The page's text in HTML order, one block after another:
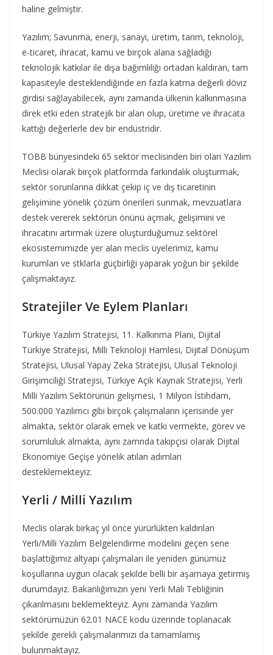
haline gelmiştir.
Yazılım; Savunma, enerji, sanayi, üretim, tarım, teknoloji,
e-ticaret, ihracat, kamu ve birçok alana sağladığı
teknolojik katkılar ile dışa bağımlılığı ortadan kaldıran, tam
kapasiteyle desteklendiğinde en fazla katma değerli döviz
girdisi sağlayabilecek, aynı zamanda ülkenin kalkınmasına
direk etki eden stratejik bir alan olup, üretime ve ihracata
kattığı değerlerle dev bir endüstridir.
TOBB bünyesindeki 65 sektör meclisinden biri olan Yazılım
Meclisi olarak birçok platformda farkındalık oluşturmak,
sektör sorunlarına dikkat çekip iç ve dış ticaretinin
gelişimine yönelik çözüm önerileri sunmak, mevzuatlara
destek vererek sektörün önünü açmak, gelişimini ve
ihracatını artırmak üzere oluşturduğumuz sektörel
ekosistemimizde yer alan meclis üyelerimiz, kamu
kurumları ve stklarla güçbirliği yaparak yoğun bir şekilde
çalışmaktayız.
Stratejiler Ve Eylem Planları
Türkiye Yazılım Stratejisi, 11. Kalkınma Planı, Dijital
Türkiye Stratejisi, Milli Teknoloji Hamlesi, Dijital Dönüşüm
Stratejisi, Ulusal Yapay Zeka Stratejisi, Ulusal Teknoloji
Girişimciliği Stratejisi, Türkiye Açık Kaynak Stratejisi, Yerli
Milli Yazılım Sektörünün gelişmesi, 1 Milyon İstihdam,
500.000 Yazılımcı gibi birçok çalışmaların içerisinde yer
almakta, sektör olarak emek ve katkı vermekte, görev ve
sorumluluk almakta, aynı zamnda takipçisi olarak Dijital
Ekonomiye Geçişe yönelik atılan adımları
desteklemekteyiz.
Yerli / Milli Yazılım
Meclis olarak birkaç yıl önce yürürlükten kaldırılan
Yerli/Milli Yazılım Belgelendirme modelini geçen sene
başlattığımız altyapı çalışmaları ile yeniden günümüz
koşullarına uygun olacak şekilde belli bir aşamaya getirmiş
durumdayız. Bakanlığımızın yeni Yerli Malı Tebliğinin
çıkarılmasını beklemekteyiz. Aynı zamanda Yazılım
sektörümüzün 62.01 NACE kodu üzerinde toplanacak
şekilde gerekli çalışmalarımızı da tamamlamış
bulunmaktayız.